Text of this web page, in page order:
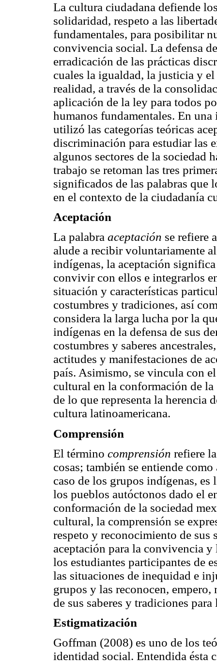
La cultura ciudadana defiende
solidaridad, respeto a las
fundamentales, para posibilitar
convivencia social. La defensa
erradicación de las prácticas
cuales la igualdad, la justicia y
realidad, a través de la
aplicación de la ley para todos
humanos fundamentales. En
utilizó las categorías teóricas
discriminación para estudiar las
algunos sectores de la sociedad
trabajo se retoman las tres
significados de las palabras que
en el contexto de la ciudadanía
Aceptación
La palabra aceptación se refiere
alude a recibir voluntariamente
indígenas, la aceptación
convivir con ellos e integrarlos
situación y características
costumbres y tradiciones, así
considera la larga lucha por la
indígenas en la defensa de sus
costumbres y saberes
actitudes y manifestaciones de
país. Asimismo, se vincula con
cultural en la conformación de
de lo que representa la herencia
cultura latinoamericana.
Comprensión
El término comprensión refiere
cosas; también se entiende
caso de los grupos indígenas,
los pueblos autóctonos dado el
conformación de la sociedad
cultural, la comprensión se
respeto y reconocimiento de sus
aceptación para la convivencia
los estudiantes participantes de
las situaciones de inequidad e
grupos y las reconocen,
de sus saberes y tradiciones
Estigmatización
Goffman (2008) es uno de los
identidad social. Entendida ésta